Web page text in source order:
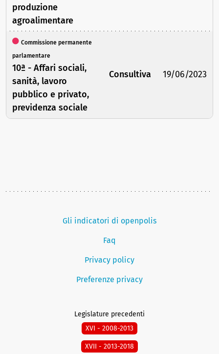
produzione
agroalimentare
Commissione permanente
parlamentare
10ª - Affari sociali,
sanità, lavoro
pubblico e privato,
previdenza sociale
Consultiva 19/06/2023
Gli indicatori di openpolis
Faq
Privacy policy
Preferenze privacy
Legislature precedenti
XVI - 2008-2013
XVII - 2013-2018